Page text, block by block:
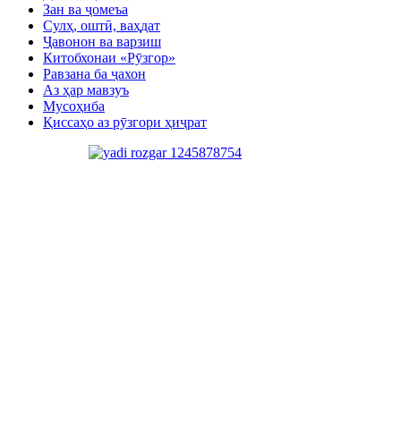
Зан ва ҷомеъа
Сулҳ, оштӣ, ваҳдат
Ҷавонон ва варзиш
Китобхонаи «Рӯзгор»
Равзана ба ҷахон
Аз ҳар мавзуъ
Мусоҳиба
Қиссаҳо аз рӯзгори ҳиҷрат